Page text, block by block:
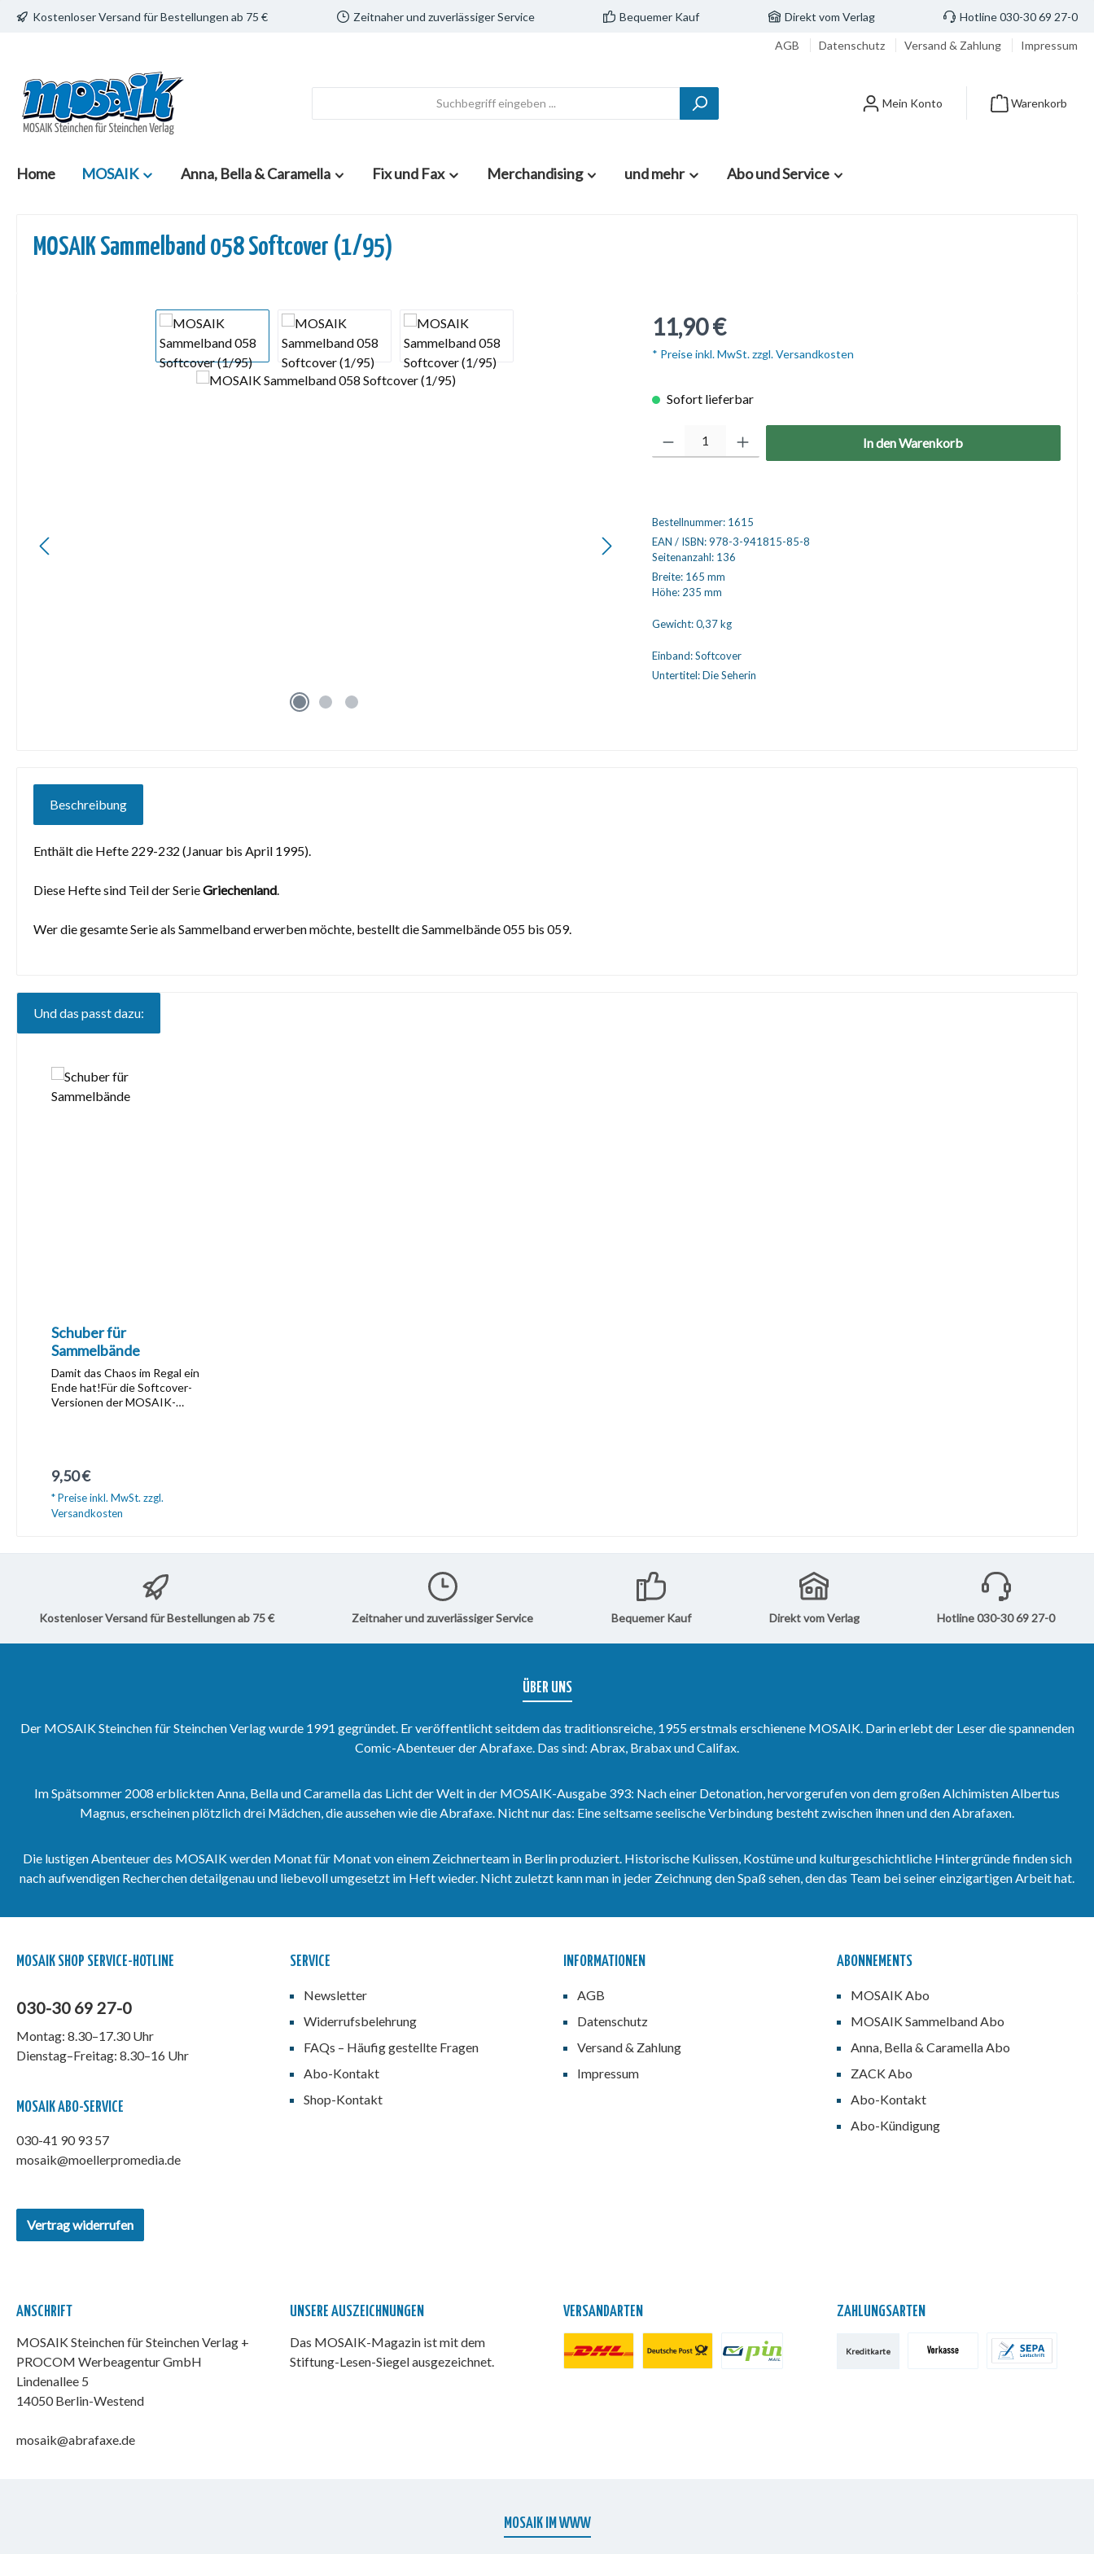
Hauptinhalt springen
Zur Suche springen
Zur Hauptnavigation springen
Kostenloser Versand für Bestellungen ab 75 € Zeitnaher und zuverlässiger Service Bequemer Kauf Direkt vom Verlag Hotline 030-30 69 27-0
AGB Datenschutz Versand & Zahlung Impressum
Mein Konto Warenkorb
Home MOSAIK Anna, Bella & Caramella Fix und Fax Merchandising und mehr Abo und Service
MOSAIK Sammelband 058 Softcover (1/95)
Bildergalerie überspringen 11,90 €
* Preise inkl. MwSt. zzgl. Versandkosten
Sofort lieferbar
In den Warenkorb
Bestellnummer: 1615
EAN / ISBN:978-3-941815-85-8
Seitenanzahl: 136
Breite: 165 mm
Höhe: 235 mm
Gewicht:0,37 kg
Einband:Softcover
Untertitel:Die Seherin
Beschreibung
Enthält die Hefte 229-232 (Januar bis April 1995).
Diese Hefte sind Teil der SerieGriechenland.
Wer die gesamte Serie als Sammelband erwerben möchte, bestellt die Sammelbände 055 bis 059.
Und das passt dazu:
Schuber für
Sammelbände
Damit das Chaos im Regal ein
Ende hat!Für die Softcover-
Versionen der MOSAIK-
die Schuber auch zum
(17 Hefte passen in einen
Schuber) verwenden. Ein Muss
Regulärer Preis:
9,50 €
* Preise inkl. MwSt. zzgl.
Versandkosten
Kostenloser Versand für Bestellungen ab 75 € Zeitnaher und zuverlässiger Service Bequemer Kauf Direkt vom Verlag Hotline 030-30 69 27-0
ÜBER UNS
Der MOSAIK Steinchen für Steinchen Verlag wurde 1991 gegründet. Er veröffentlicht seitdem das traditionsreiche, 1955 erstmals erschienene MOSAIK. Darin erlebt der Leser die spannenden
Comic-Abenteuer der Abrafaxe. Das sind: Abrax, Brabax und Califax.
Im Spätsommer 2008 erblickten Anna, Bella und Caramella das Licht der Welt in der MOSAIK-Ausgabe 393: Nach einer Detonation, hervorgerufen von dem großen Alchimisten Albertus
Magnus, erscheinen plötzlich drei Mädchen, die aussehen wie die Abrafaxe. Nicht nur das: Eine seltsame seelische Verbindung besteht zwischen ihnen und den Abrafaxen.
Die lustigen Abenteuer des MOSAIK werden Monat für Monat von einem Zeichnerteam in Berlin produziert. Historische Kulissen, Kostüme und kulturgeschichtliche Hintergründe finden sich
nach aufwendigen Recherchen detailgenau und liebevoll umgesetzt im Heft wieder. Nicht zuletzt kann man in jeder Zeichnung den Spaß sehen, den das Team bei seiner einzigartigen Arbeit hat.
MOSAIK SHOP SERVICE-HOTLINE
030-30 69 27-0
Montag: 8.30–17.30 Uhr
Dienstag–Freitag: 8.30–16 Uhr
MOSAIK ABO-SERVICE
030-41 90 93 57
mosaik@moellerpromedia.de
Vertrag widerrufen
SERVICE
Newsletter
Widerrufsbelehrung
FAQs – Häufig gestellte Fragen
Abo-Kontakt
Shop-Kontakt
INFORMATIONEN
AGB
Datenschutz
Versand & Zahlung
Impressum
ABONNEMENTS
MOSAIK Abo
MOSAIK Sammelband Abo
Anna, Bella & Caramella Abo
ZACK Abo
Abo-Kontakt
Abo-Kündigung
ANSCHRIFT
MOSAIK Steinchen für Steinchen Verlag +
PROCOM Werbeagentur GmbH
Lindenallee 5
14050 Berlin-Westend
mosaik@abrafaxe.de
UNSERE AUSZEICHNUNGEN
Das MOSAIK-Magazin ist mit dem
Stiftung-Lesen-Siegel ausgezeichnet.
VERSANDARTEN ZAHLUNGSARTEN
Kreditkarte
MOSAIK IM WWW